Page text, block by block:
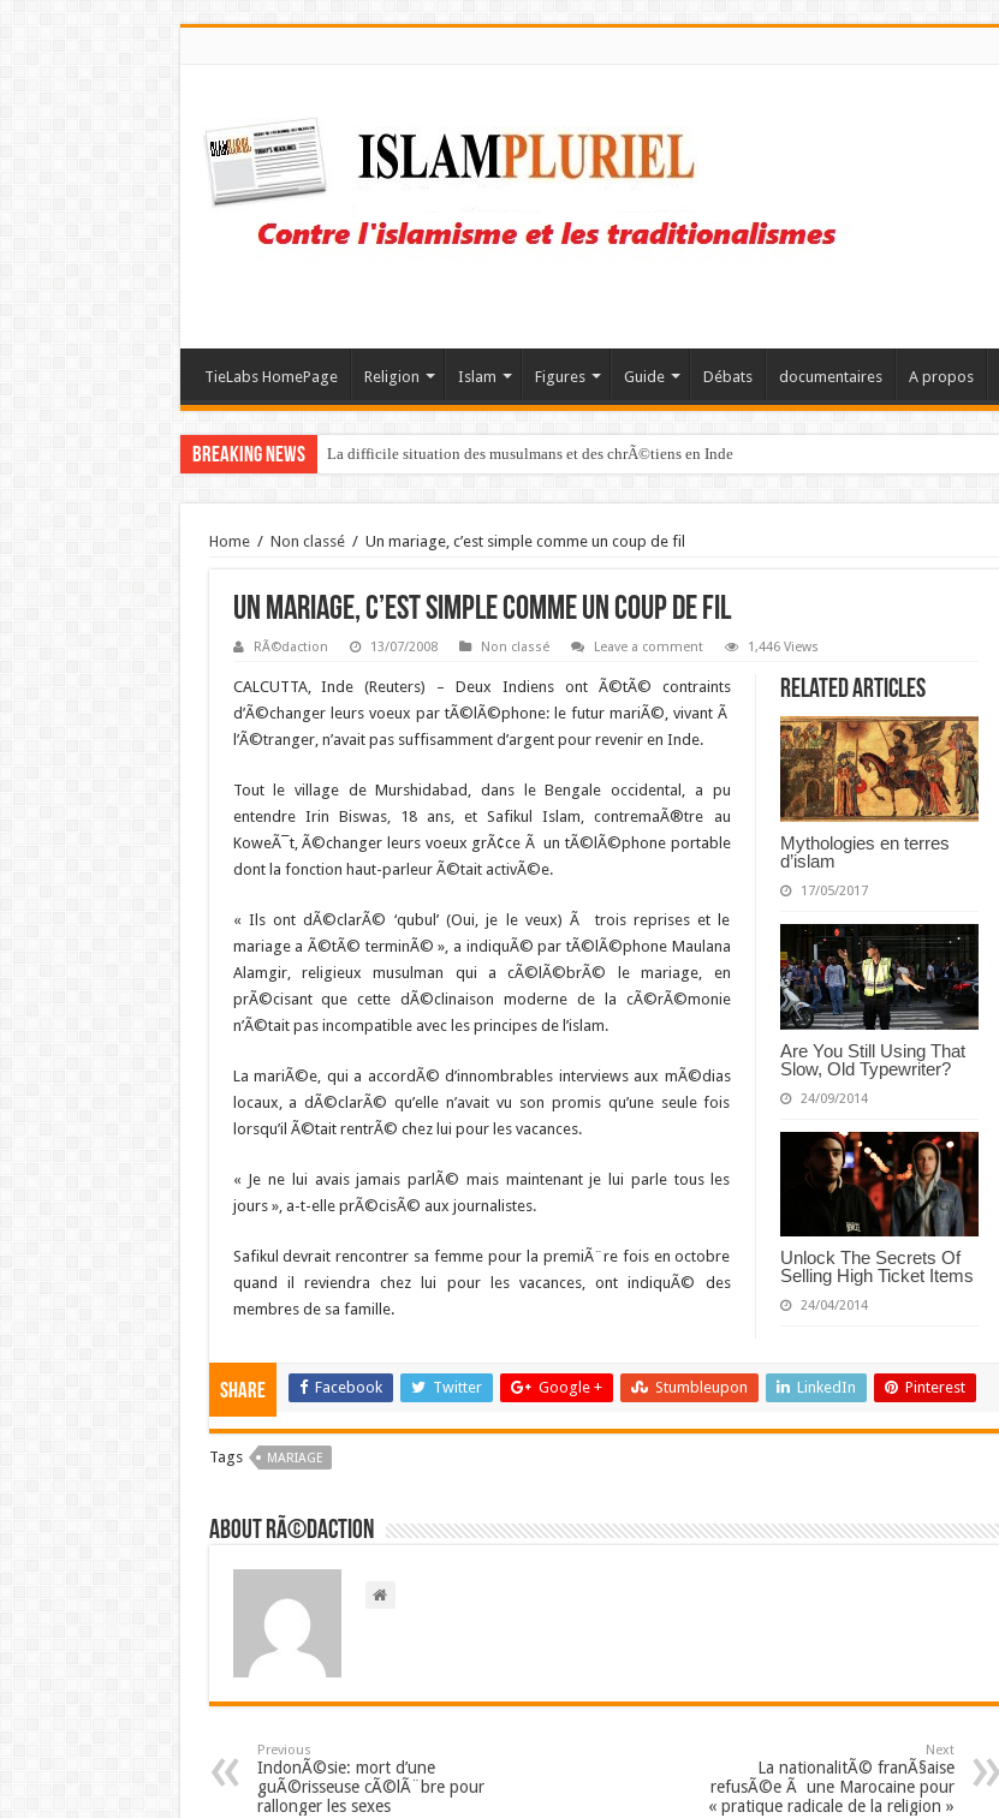
TieLabs HomePage Religion Islam Figures Guide Débats documentaires A propos
Breaking News La difficile situation des musulmans et des chrÃ©tiens en Inde
Home / Non classé / Un mariage, c’est simple comme un coup de fil
Un mariage, c’est simple comme un coup de fil
RÃ©daction 13/07/2008 Non classé Leave a comment 1,446 Views
Related Articles
Mythologies en terres
d’islam
17/05/2017
Are You Still Using That
Slow, Old Typewriter?
24/09/2014
Unlock The Secrets Of
Selling High Ticket Items
24/04/2014
CALCUTTA, Inde (Reuters) – Deux Indiens ont Ã©tÃ© contraints
d’Ã©changer leurs voeux par tÃ©lÃ©phone: le futur mariÃ©, vivant Ã
l’Ã©tranger, n’avait pas suffisamment d’argent pour revenir en Inde.
Tout le village de Murshidabad, dans le Bengale occidental, a pu
entendre Irin Biswas, 18 ans, et Safikul Islam, contremaÃ®tre au
KoweÃ¯t, Ã©changer leurs voeux grÃ¢ce Ã un tÃ©lÃ©phone portable
dont la fonction haut-parleur Ã©tait activÃ©e.
« Ils ont dÃ©clarÃ© ‘qubul’ (Oui, je le veux) Ã trois reprises et le
mariage a Ã©tÃ© terminÃ© », a indiquÃ© par tÃ©lÃ©phone Maulana
Alamgir, religieux musulman qui a cÃ©lÃ©brÃ© le mariage, en
prÃ©cisant que cette dÃ©clinaison moderne de la cÃ©rÃ©monie
n’Ã©tait pas incompatible avec les principes de l’islam.
La mariÃ©e, qui a accordÃ© d’innombrables interviews aux mÃ©dias
locaux, a dÃ©clarÃ© qu’elle n’avait vu son promis qu’une seule fois
lorsqu’il Ã©tait rentrÃ© chez lui pour les vacances.
« Je ne lui avais jamais parlÃ© mais maintenant je lui parle tous les
jours », a-t-elle prÃ©cisÃ© aux journalistes.
Safikul devrait rencontrer sa femme pour la premiÃ¨re fois en octobre
quand il reviendra chez lui pour les vacances, ont indiquÃ© des
membres de sa famille.
Share Facebook Twitter Google + Stumbleupon LinkedIn Pinterest
Tags MARIAGE
About RÃ©daction
Previous
IndonÃ©sie: mort d’une
guÃ©risseuse cÃ©lÃ¨bre pour
rallonger les sexes
Next
La nationalitÃ© franÃ§aise
refusÃ©e Ã une Marocaine pour
« pratique radicale de la religion »